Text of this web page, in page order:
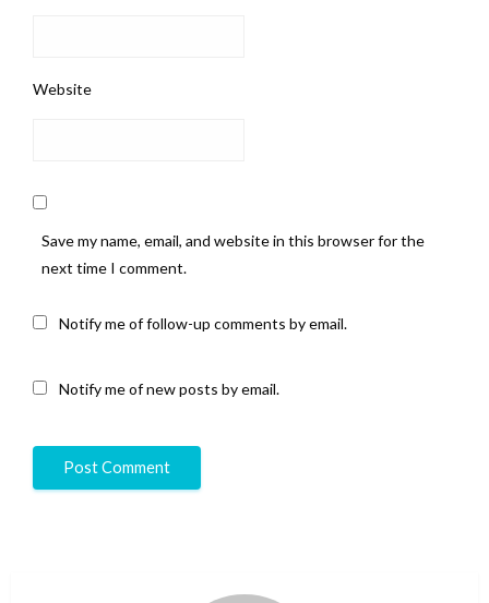
Website
Save my name, email, and website in this browser for the
next time I comment.
Notify me of follow-up comments by email.
Notify me of new posts by email.